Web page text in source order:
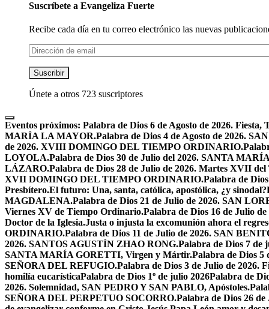
Suscríbete a Evangeliza Fuerte
Recibe cada día en tu correo electrónico las nuevas
Dirección
de
email
Suscribir
Únete a otros 723 suscriptores
Eventos próximos: Palabra de Dios 6 de Agosto de 2026.
MARÍA LA MAYOR.Palabra de Dios 4 de Agosto de 2026.
de 2026. XVIII DOMINGO DEL TIEMPO ORDINARIO.
LOYOLA.Palabra de Dios 30 de Julio del 2026. SANTA
LÁZARO.Palabra de Dios 28 de Julio de 2026. Martes XVII
XVII DOMINGO DEL TIEMPO ORDINARIO.Palabra de
Presbítero.El futuro: Una, santa, católica, apostólica, ¿y sinodal?
MAGDALENA.Palabra de Dios 21 de Julio de 2026. SAN
Viernes XV de Tiempo Ordinario.Palabra de Dios 16 de Julio
Doctor de la Iglesia.Justa o injusta la excomunión ahora el
ORDINARIO.Palabra de Dios 11 de Julio de 2026. SAN
2026. SANTOS AGUSTÍN ZHAO RONG.Palabra de Dios 7 de
SANTA MARÍA GORETTI, Virgen y Mártir.Palabra de Dios
SEÑORA DEL REFUGIO.Palabra de Dios 3 de Julio de 2026.
homilía eucarísticaPalabra de Dios 1º de julio 2026Palabra de
2026. Solemnidad, SAN PEDRO Y SAN PABLO, Apóstoles.
SEÑORA DEL PERPETUO SOCORRO.Palabra de Dios 26